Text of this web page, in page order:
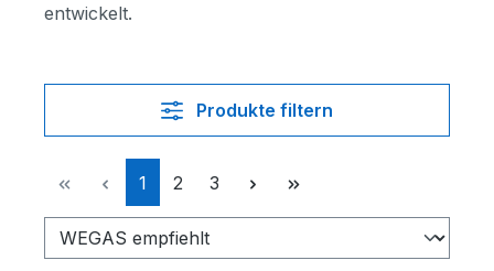
entwickelt.
Produkte filtern
Seite
1 Seite
2 Seite
3